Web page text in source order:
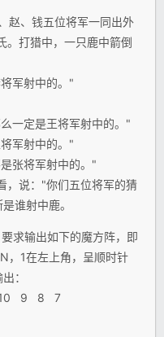
赵、钱五位将军一同出外
。打猎中，一只鹿中箭倒
军射中的。"
一定是王将军射中的。"
军射中的。"
张将军射中的。"
，说："你们五位将军的猜
谁射中鹿。
求输出如下的魔方阵，即
，1在左上角，呈顺时针
：
9 8 7